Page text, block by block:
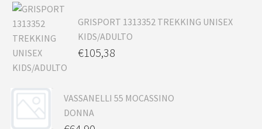
GRISPORT 1313352 TREKKING UNISEX
KIDS/ADULTO
€105,38
VASSANELLI 55 MOCASSINO
DONNA